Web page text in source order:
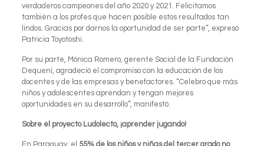
verdaderos campeones del año 2020 y 2021. Felicitamos
también a los profes que hacen posible estos resultados tan
lindos. Gracias por darnos la oportunidad de ser parte”, expresó
Patricia Toyotoshi.
Por su parte, Mónica Romero, gerente Social de la Fundación
Dequení, agradeció el compromiso con la educación de los
docentes y de las empresas y benefactores. “Celebro que más
niños y adolescentes aprendan y tengan mejores
oportunidades en su desarrollo”, manifestó.
Sobre el proyecto Ludolecto, ¡aprender jugando!
En Paraguay, el 55% de los niños y niñas del tercer grado no